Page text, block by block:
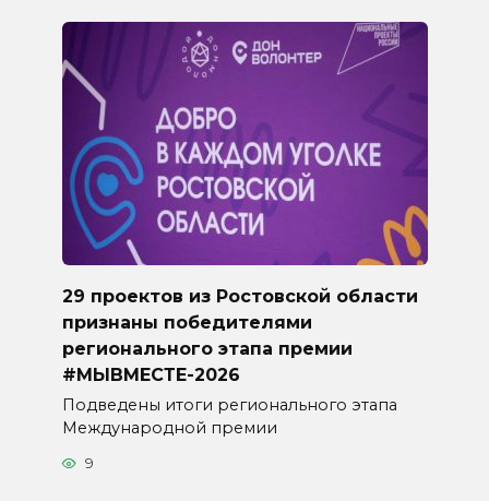
29 проектов из Ростовской области
признаны победителями
регионального этапа премии
#МЫВМЕСТЕ-2026
Подведены итоги регионального этапа
Международной премии
9